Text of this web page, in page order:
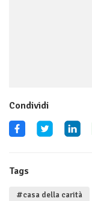
Condividi
Tags
#casa della carità